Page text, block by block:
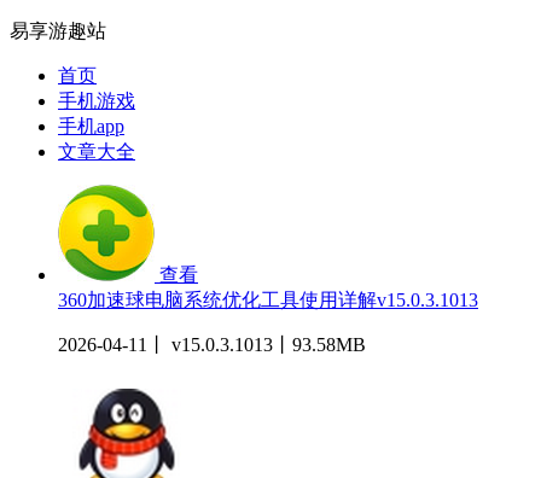
易享游趣站
首页
手机游戏
手机app
文章大全
查看
360加速球电脑系统优化工具使用详解v15.0.3.1013
2026-04-11丨 v15.0.3.1013丨93.58MB